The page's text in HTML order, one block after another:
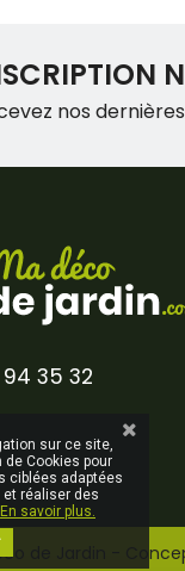
nos
94 35 32
de Jardin -
sur ce site,
Cookies pour
ciblées adaptées
réaliser des
En savoir plus.